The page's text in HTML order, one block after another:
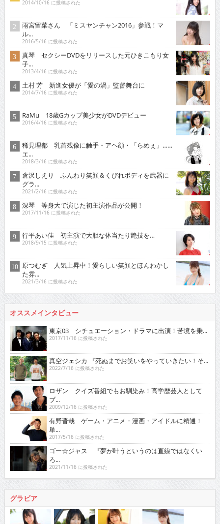
2014/10/16 に投稿された
雨宮留菜さん 「ミスヤンチャン2016」参戦！マ
ル...
2016/5/16 に投稿された
真琴 セクシーDVDをリリースした元ひきこもり女
子...
2013/4/16 に投稿された
土村 芳 新進女優が「愛の渦」監督舞台に
2014/7/16 に投稿された
RaMu 18歳Gカップ美少女がDVDデビュー
2016/4/16 に投稿された
稀見理都 乳首残像に触手・アヘ顔・「らめぇ」……
エ...
2018/3/16 に投稿された
倉沢しえり ふんわり笑顔＆くびれボディを武器に
グラ...
2021/2/16 に投稿された
深琴 等身大で演じた初主演作品が公開！
2017/11/16 に投稿された
行平あい佳 初主演で大胆な体当たり艶技を…
2018/9/15 に投稿された
原つむぎ 人気上昇中！愛らしい笑顔とほんわかし
た雰...
2021/3/16 に投稿された
オススメインタビュー
東京03 シチュエーション・ドラマに出演！苦境を乗...
2017/11/16 に投稿された
真空ジェシカ 『死ぬまでお笑いをやっていきたい！そ...
2022/7/16 に投稿された
ロザン クイズ番組でもお馴染み！高学歴芸人として
ブ...
2009/12/16 に投稿された
有野晋哉 ゲーム・アニメ・漫画・アイドルに精通！
単...
2017/5/16 に投稿された
ゴー☆ジャス 『夢が叶うというのは直線ではなくい
ろ...
2021/11/16 に投稿された
グラビア